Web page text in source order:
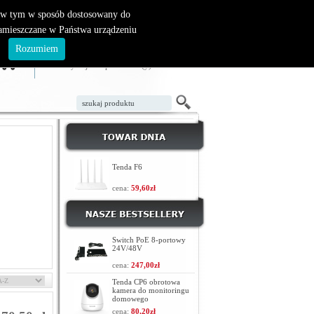
TWÓJ KOSZYK
W koszyku jest 0 produktów(y)
ZAŁÓŻ KONTO LOGOWANIE
Tenda F6
cena: 59,60zł
Switch PoE 8-portowy
24V/48V
cena: 247,00zł
Tenda CP6 obrotowa
kamera do monitoringu
domowego
cena: 80,20zł
tym w sposób dostosowany do
w Państwa urządzeniu
Rozumiem